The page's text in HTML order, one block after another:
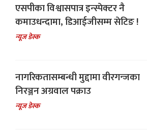
एसपीका विश्वासपात्र इन्स्पेक्टर नै
कमाउधन्दामा, डिआईजीसम्म सेटिङ !
न्यूज डेस्क
नागरिकतासम्बन्धी मुद्दामा वीरगन्जका
निरञ्जन अग्रवाल पक्राउ
न्यूज डेस्क